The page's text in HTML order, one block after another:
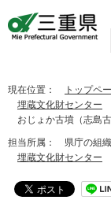
現在位置： トップペ
埋蔵文化財センター
おじょか古墳（志島古
担当所属： 県庁の組
埋蔵文化財センター